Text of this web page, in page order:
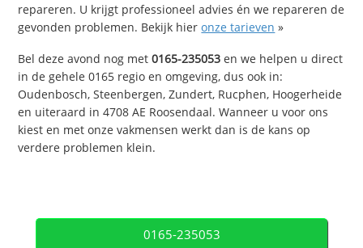
repareren. U krijgt professioneel advies én we repareren de
gevonden problemen. Bekijk hieronze tarieven »
Bel deze avond nog met0165-235053 en we helpen u direct
in de gehele 0165 regio en omgeving, dus ook in:
Oudenbosch, Steenbergen, Zundert, Rucphen, Hoogerheide
en uiteraard in 4708 AE Roosendaal. Wanneer u voor ons
kiest en met onze vakmensen werkt dan is de kans op
verdere problemen klein.
0165-235053